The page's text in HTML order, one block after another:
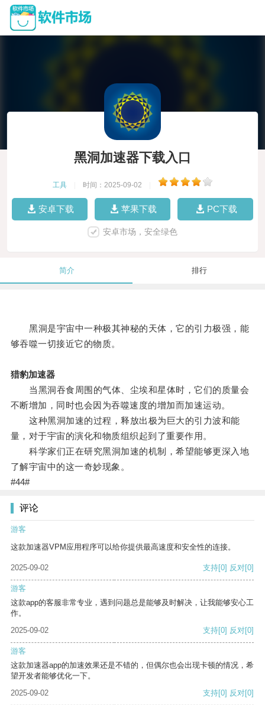
黑洞加速器下载入口
工具 时间：2025-09-02
安卓下载 苹果下载 PC下载
安卓市场，安全绿色
简介 排行
黑洞是宇宙中一种极其神秘的天体，它的引力极强，能
够吞噬一切接近它的物质。
猎豹加速器
当黑洞吞食周围的气体、尘埃和星体时，它们的质量会
不断增加，同时也会因为吞噬速度的增加而加速运动。
这种黑洞加速的过程，释放出极为巨大的引力波和能
量，对于宇宙的演化和物质组织起到了重要作用。
科学家们正在研究黑洞加速的机制，希望能够更深入地
了解宇宙中的这一奇妙现象。
#44#
评论
游客
这款加速器VPM应用程序可以给你提供最高速度和安全性的连接。
2025-09-02 支持[0] 反对[0]
游客
这款app的客服非常专业，遇到问题总是能够及时解决，让我能够安心工
作。
2025-09-02
支持[0] 反对[0]
游客
这款加速器app的加速效果还是不错的，但偶尔也会出现卡顿的情况，希
望开发者能够优化一下。
2025-09-02
支持[0] 反对[0]